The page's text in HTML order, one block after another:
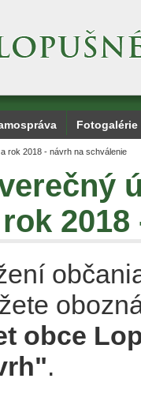
Fotogalérie
rok 2018 - návrh na schválenie
obce
.